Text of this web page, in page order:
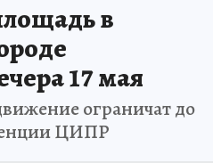
в
17 мая
ограничат до
ЦИПР